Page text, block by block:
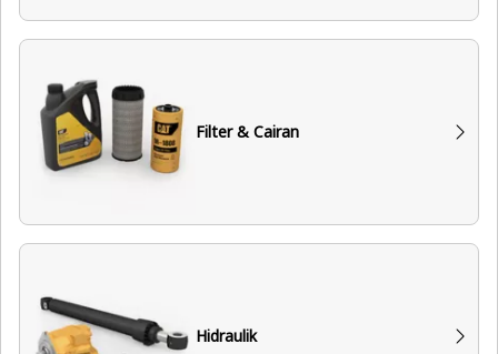
Filter & Cairan
Hidraulik